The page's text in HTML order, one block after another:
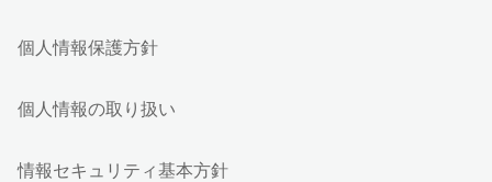
個人情報保護方針
個人情報の取り扱い
情報セキュリティ基本方針